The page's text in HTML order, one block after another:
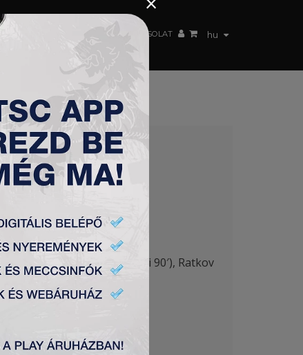
hu
KAPCSOLAT
– TSC 1:3
– Jovanović (Mirchevski 90′), Ratkov